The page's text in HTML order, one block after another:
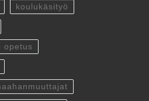
koulukäsityö
opetus